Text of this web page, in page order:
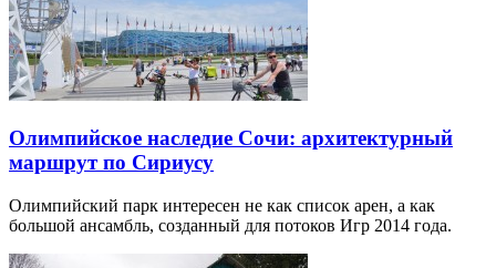
Олимпийское наследие Сочи: архитектурный
маршрут по Сириусу
Олимпийский парк интересен не как список арен, а как
большой ансамбль, созданный для потоков Игр 2014 года.